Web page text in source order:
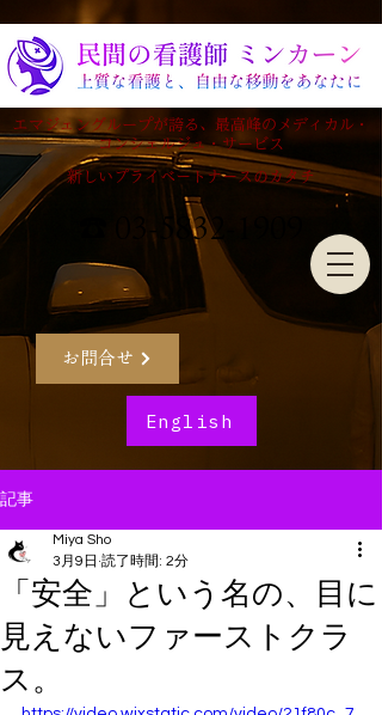
エマジェングループが誇る、最高峰のメディカル・
コンシェルジュ・サービス
新しいプライベートナースのカタチ
☎ 03-5832-1909
お問合せ
English
記事
「安全」という名の、目に
見えないファーストクラ
ス。
Miya Sho
3月9日 読了時間: 2分